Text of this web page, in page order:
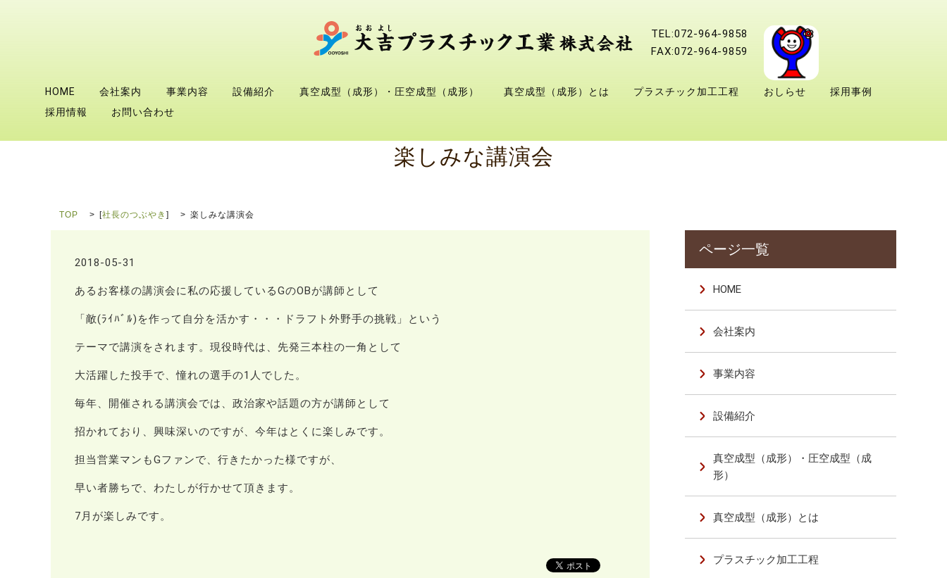
TEL:072-964-9858
FAX:072-964-9859
HOME 会社案内 事業内容 設備紹介 真空成型（成形）・圧空成型（成形） 真空成型（成形）とは プラスチック加工工程 おしらせ
採用事例
採用情報
お問い合わせ
楽しみな講演会
TOP [社長のつぶやき ] 楽しみな講演会
2018-05-31
あるお客様の講演会に私の応援しているGのOBが講師として
「敵(ﾗｲﾊﾞﾙ)を作って自分を活かす・・・ドラフト外野手の挑戦」という
テーマで講演をされます。現役時代は、先発三本柱の一角として
大活躍した投手で、憧れの選手の1人でした。
毎年、開催される講演会では、政治家や話題の方が講師として
招かれており、興味深いのですが、今年はとくに楽しみです。
担当営業マンもGファンで、行きたかった様ですが、
早い者勝ちで、わたしが行かせて頂きます。
7月が楽しみです。
HOME
会社案内
事業内容
設備紹介
真空成型（成形）・圧空成型（成
形）
真空成型（成形）とは
プラスチック加工工程